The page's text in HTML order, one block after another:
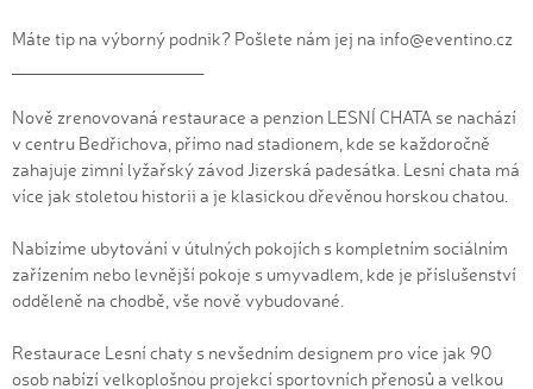
Máte tip na výborný podnik? Pošlete nám jej na info@eventino.cz
Nově zrenovovaná restaurace a penzion LESNÍ CHATA se nachází
v centru Bedřichova, přímo nad stadionem, kde se každoročně
zahajuje zimní lyžařský závod Jizerská padesátka. Lesní chata má
více jak stoletou historii a je klasickou dřevěnou horskou chatou.
Nabízíme ubytování v útulných pokojích s kompletním sociálním
zařízením nebo levnější pokoje s umyvadlem, kde je příslušenství
odděleně na chodbě, vše nově vybudované.
Restaurace Lesní chaty s nevšedním designem pro více jak 90
osob nabízí velkoplošnou projekcí sportovních přenosů a velkou